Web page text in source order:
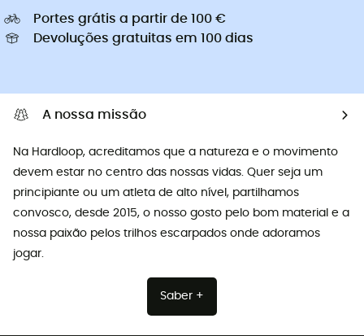
Portes grátis a partir de 100 €
Devoluções gratuitas em 100 dias
A nossa missão
Na Hardloop, acreditamos que a natureza e o movimento
devem estar no centro das nossas vidas. Quer seja um
principiante ou um atleta de alto nível, partilhamos
convosco, desde 2015, o nosso gosto pelo bom material e a
nossa paixão pelos trilhos escarpados onde adoramos
jogar.
Saber +